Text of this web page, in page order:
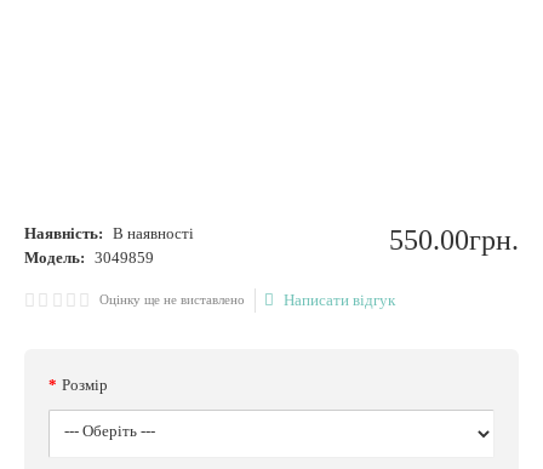
Наявність: В наявності
Модель: 3049859
550.00грн.
Оцінку ще не виставлено Написати відгук
Розмір